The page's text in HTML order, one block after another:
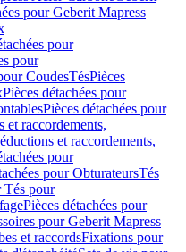
pour Geberit Mapress
pour
pour
CoudesTésPièces
Pièces détachées pour
Pièces détachées pour
et raccordements,
et raccordements,
pour
pour ObturateursTés
Tés pour
Pièces détachées pour
pour Geberit Mapress
et raccordsFixations pour